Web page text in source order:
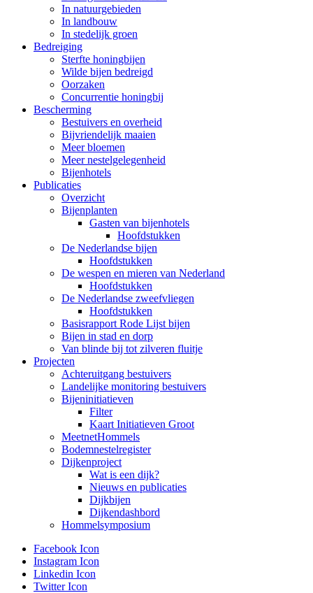
In natuurgebieden
In landbouw
In stedelijk groen
Bedreiging
Sterfte honingbijen
Wilde bijen bedreigd
Oorzaken
Concurrentie honingbij
Bescherming
Bestuivers en overheid
Bijvriendelijk maaien
Meer bloemen
Meer nestelgelegenheid
Bijenhotels
Publicaties
Overzicht
Bijenplanten
Gasten van bijenhotels
Hoofdstukken
De Nederlandse bijen
Hoofdstukken
De wespen en mieren van Nederland
Hoofdstukken
De Nederlandse zweefvliegen
Hoofdstukken
Basisrapport Rode Lijst bijen
Bijen in stad en dorp
Van blinde bij tot zilveren fluitje
Projecten
Achteruitgang bestuivers
Landelijke monitoring bestuivers
Bijeninitiatieven
Filter
Kaart Initiatieven Groot
MeetnetHommels
Bodemnestelregister
Dijkenproject
Wat is een dijk?
Nieuws en publicaties
Dijkbijen
Dijkendashbord
Hommelsymposium
Facebook Icon
Instagram Icon
Linkedin Icon
Twitter Icon